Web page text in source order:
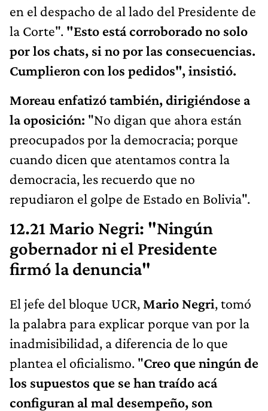
en el despacho de al lado del Presidente de
la Corte". "Esto está corroborado no solo
por los chats, si no por las consecuencias.
Cumplieron con los pedidos", insistió.
Moreau enfatizó también, dirigiéndose a
la oposición: "No digan que ahora están
preocupados por la democracia; porque
cuando dicen que atentamos contra la
democracia, les recuerdo que no
repudiaron el golpe de Estado en Bolivia".
12.21 Mario Negri: "Ningún
gobernador ni el Presidente
firmó la denuncia"
El jefe del bloque UCR, Mario Negri, tomó
la palabra para explicar porque van por la
inadmisibilidad, a diferencia de lo que
plantea el oficialismo. "Creo que ningún de
los supuestos que se han traído acá
configuran al mal desempeño, son